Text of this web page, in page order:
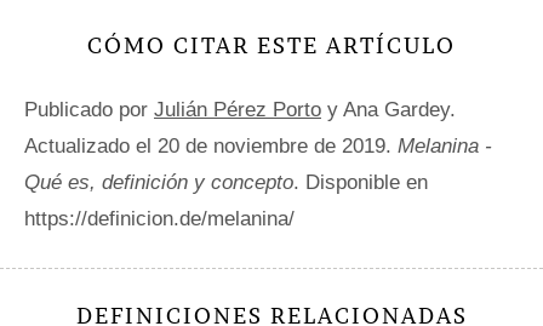
CÓMO CITAR ESTE ARTÍCULO
Publicado por Julián Pérez Porto y Ana Gardey.
Actualizado el 20 de noviembre de 2019. Melanina -
Qué es, definición y concepto. Disponible en
https://definicion.de/melanina/
DEFINICIONES RELACIONADAS